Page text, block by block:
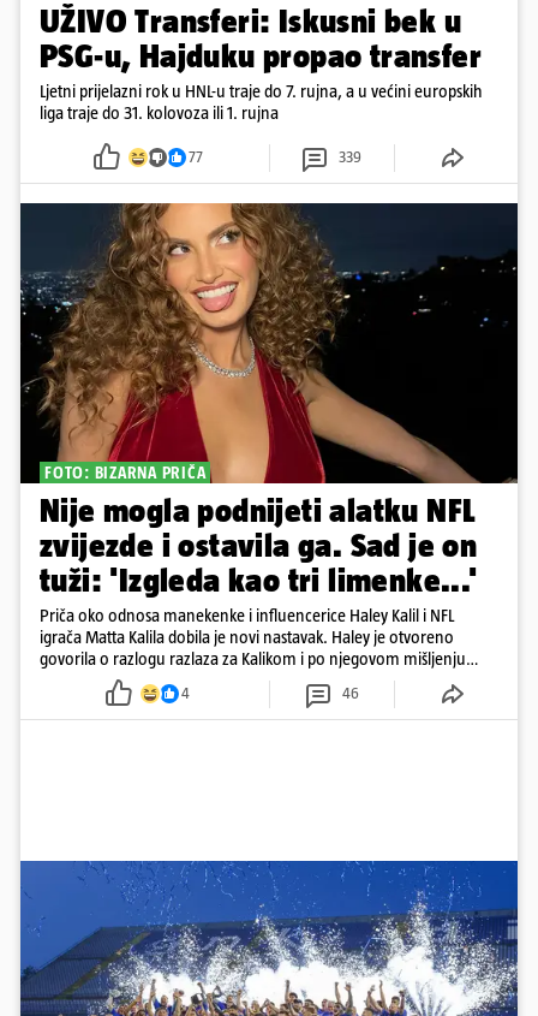
UŽIVO Transferi: Iskusni bek u
PSG-u, Hajduku propao transfer
Ljetni prijelazni rok u HNL-u traje do 7. rujna, a u većini europskih
liga traje do 31. kolovoza ili 1. rujna
77 339
FOTO: BIZARNA PRIČA
Nije mogla podnijeti alatku NFL
zvijezde i ostavila ga. Sad je on
tuži: 'Izgleda kao tri limenke...'
Priča oko odnosa manekenke i influencerice Haley Kalil i NFL
igrača Matta Kalila dobila je novi nastavak. Haley je otvoreno
govorila o razlogu razlaza za Kalikom i po njegovom mišljenju
prešla granicu dobrog ukusa
4 46